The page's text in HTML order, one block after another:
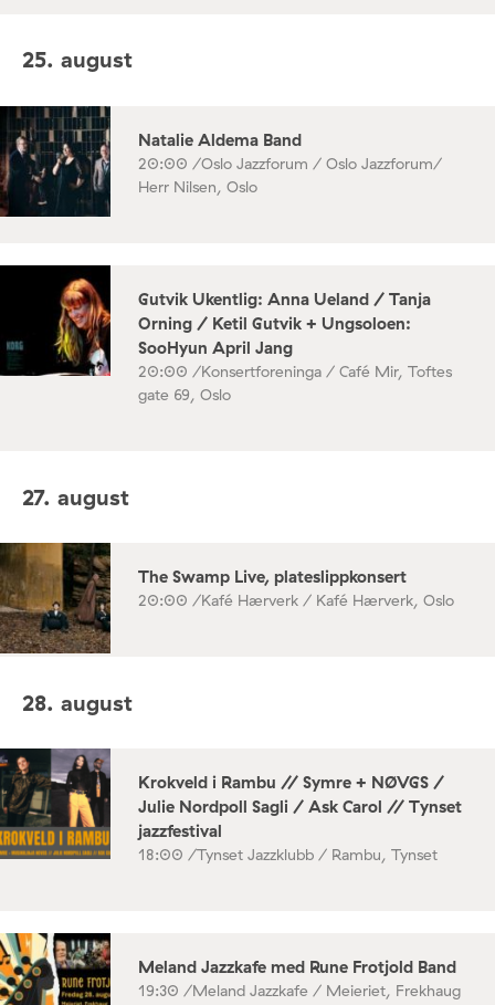
25. august
Natalie Aldema Band
20:00 /Oslo Jazzforum / Oslo Jazzforum/
Herr Nilsen, Oslo
Gutvik Ukentlig: Anna Ueland / Tanja
Orning / Ketil Gutvik + Ungsoloen:
SooHyun April Jang
20:00 /Konsertforeninga / Café Mir, Toftes
gate 69, Oslo
27. august
The Swamp Live, plateslippkonsert
20:00 /Kafé Hærverk / Kafé Hærverk, Oslo
28. august
Krokveld i Rambu // Symre + NØVGS /
Julie Nordpoll Sagli / Ask Carol // Tynset
jazzfestival
18:00 /Tynset Jazzklubb / Rambu, Tynset
Meland Jazzkafe med Rune Frotjold Band
19:30 /Meland Jazzkafe / Meieriet, Frekhaug